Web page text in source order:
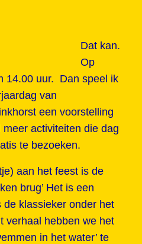
Dat kan.
Op
14.00 uur. Dan speel ik
van
een voorstelling
activiteiten die dag
te bezoeken.
aan het feest is de
brug’ Het is een
klassieker onder het
verhaal hebben we het
in het water’ te